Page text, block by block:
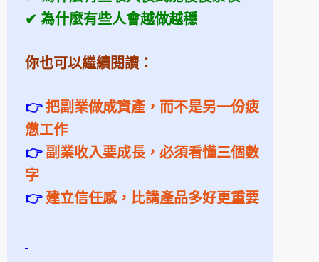
✔ 為什麼有些人會越做越穩
你也可以繼續閱讀：
👉把副業做成資產，而不是另一份疲
憊工作
👉 副業收入要成長，必須看懂三個數
字
👉 建立信任感，比講產品多好更重要